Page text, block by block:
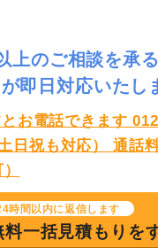
上のご相談を承
即日対応いたし
時間以内に返信します
一括見積もりを